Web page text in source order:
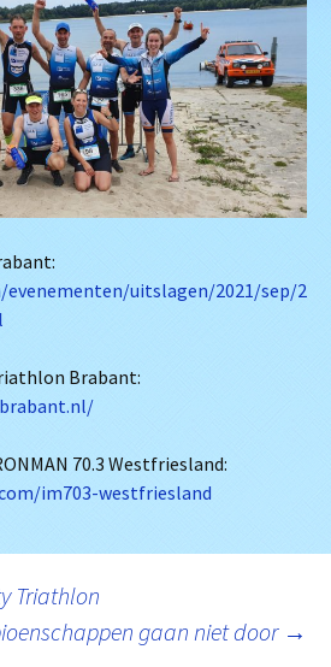
uitslagen/2021/sep/2
Brabant:
70.3 Westfriesland:
im703-westfriesland
Triathlon
gaan niet door →